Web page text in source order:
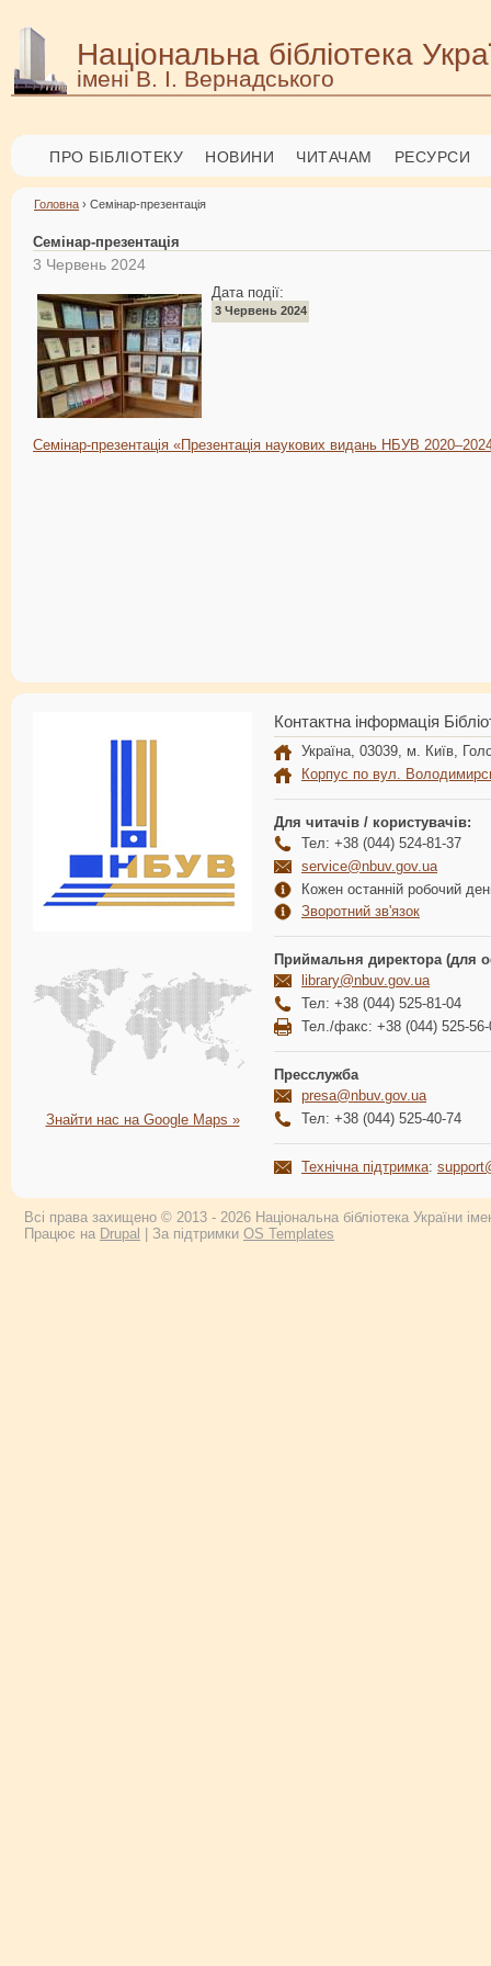
Національна бібліотека
імені В. І. Вернадського
ПРО БІБЛІОТЕКУ НОВИНИ ЧИТАЧАМ РЕСУРСИ
Головна › Семінар-презентація
Семінар-презентація
3 Червень 2024
Дата події:
3 Червень 2024
Семінар-презентація «Презентація наукових видань НБУВ
Знайти нас на Google Maps »
Контактна інформація
Україна, 03039, м. Київ,
Корпус по вул.
Для читачів / користувачів:
Тел: +38 (044) 524-81-37
service@nbuv.gov.ua
Кожен останній робочий
Зворотний зв'язок
Приймальня директора (для
library@nbuv.gov.ua
Тел: +38 (044) 525-81-04
Тел./факс: +38 (044) 525-56-
Пресслужба
presa@nbuv.gov.ua
Тел: +38 (044) 525-40-74
Технічна підтримка:
Всі права захищено © 2013 - 2026 Національна бібліотека України
Працює на Drupal | За підтримки OS Templates